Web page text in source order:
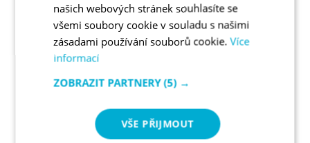
JAKOU PŘEPĚŤOVOU OCHRANU
ZVOLIT
zakoupit různé typy přepěťové ochrany
přičemž vždy je třeba vybírat dle potřebného zabezpečení.
Každá budova by měla být chráněna kompletně
kombinovanou ochranou T1 + T2. Jako doplňkovou
našich webových stránek souhlasíte se
všemi soubory cookie v souladu s našimi
zásadami používání souborů cookie. Více
informací
ZOBRAZIT PARTNERY (5) →
VŠE PŘIJMOUT